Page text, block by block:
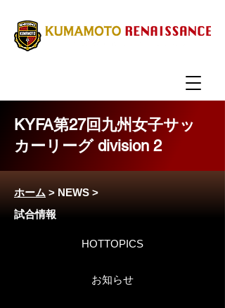
KYFA第27回九州女子サッ
カーリーグ division 2
ホーム > NEWS >
試合情報
HOTTOPICS
お知らせ